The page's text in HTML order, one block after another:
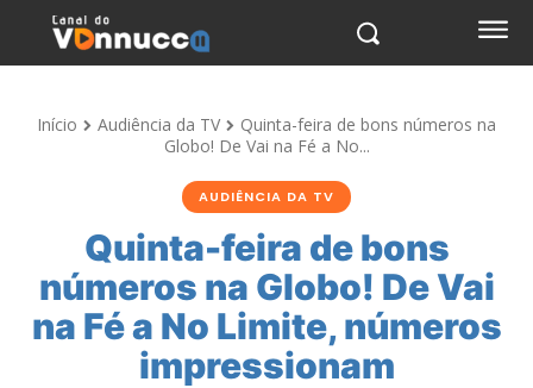
Início Audiência da TV
Quinta-feira de bons números na
Globo! De Vai na Fé a No...
AUDIÊNCIA DA TV
Quinta-feira de bons
números na Globo! De Vai
na Fé a No Limite, números
impressionam